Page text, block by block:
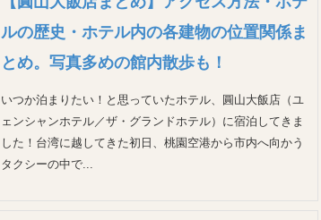
ルの歴史・ホテル内の各建物の位置関係ま
とめ。写真多めの館内散歩も！
いつか泊まりたい！と思っていたホテル、圓山大飯店（ユ
ェンシャンホテル／ザ・グランドホテル）に宿泊してきま
した！台湾に越してきた初日、桃園空港から市内へ向かう
タクシーの中で...